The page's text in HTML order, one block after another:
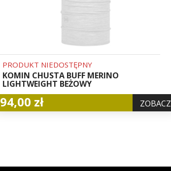
PRODUKT NIEDOSTĘPNY
KOMIN CHUSTA BUFF MERINO
LIGHTWEIGHT BEŻOWY
94,00 zł ZOBACZ